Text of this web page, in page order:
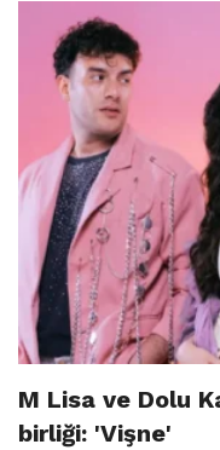
M Lisa ve Dolu
birliği: 'Vişne'